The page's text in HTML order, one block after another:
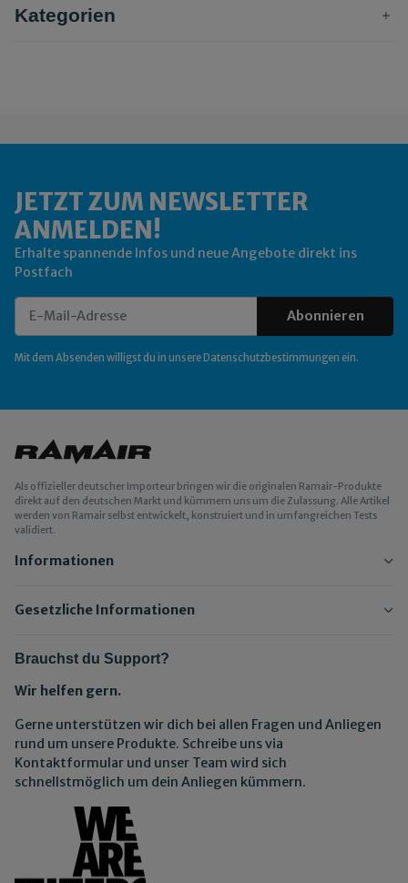
Kategorien
JETZT ZUM NEWSLETTER
ANMELDEN!
Erhalte spannende Infos und neue Angebote direkt ins
Postfach
Abonnieren
Mit dem Absenden willigst du in unsere Datenschutzbestimmungen ein.
Als offizieller deutscher Importeur bringen wir die originalen Ramair-Produkte
direkt auf den deutschen Markt und kümmern uns um die Zulassung. Alle Artikel
werden von Ramair selbst entwickelt, konstruiert und in umfangreichen Tests
validiert.
Informationen
Gesetzliche Informationen
Brauchst du Support?
Wir helfen gern.
Gerne unterstützen wir dich bei allen Fragen und Anliegen
rund um unsere Produkte. Schreibe uns via
Kontaktformular und unser Team wird sich
schnellstmöglich um dein Anliegen kümmern.